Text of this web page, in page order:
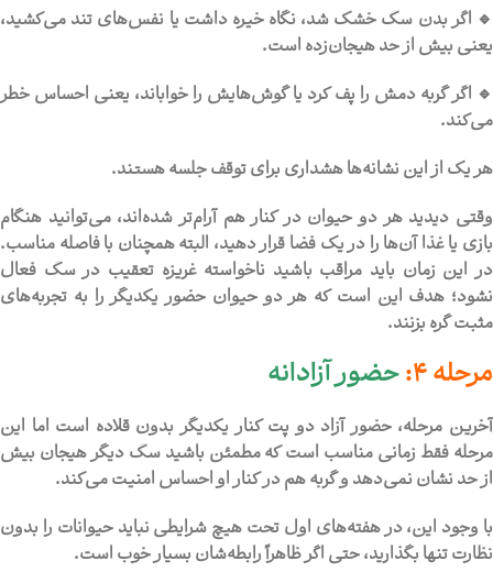
🔹 اگر بدن سگ خشک شد، نگاه خیره داشت یا نفس‌های تند می‌کشید،
یعنی بیش از حد هیجان‌زده است.
🔹 اگر گربه دمش را پف کرد یا گوش‌هایش را خواباند، یعنی احساس خطر
می‌کند.
هر یک از این نشانه‌ها هشداری برای توقف جلسه هستند.
وقتی دیدید هر دو حیوان در کنار هم آرام‌تر شده‌اند، می‌توانید هنگام
بازی یا غذا آن‌ها را در یک فضا قرار دهید، البته همچنان با فاصله مناسب.
در این زمان باید مراقب باشید ناخواسته غریزه تعقیب در سگ فعال
نشود؛ هدف این است که هر دو حیوان حضور یکدیگر را به تجربه‌های
مثبت گره بزنند.
مرحله 4: حضور آزادانه
آخرین مرحله، حضور آزاد دو پت کنار یکدیگر بدون قلاده است اما این
مرحله فقط زمانی مناسب است که مطمئن باشید سگ دیگر هیجان بیش
از حد نشان نمی‌دهد و گربه هم در کنار او احساس امنیت می‌کند.
با وجود این، در هفته‌های اول تحت هیچ شرایطی نباید حیوانات را بدون
نظارت تنها بگذارید، حتی اگر ظاهراً رابطه‌شان بسیار خوب است.